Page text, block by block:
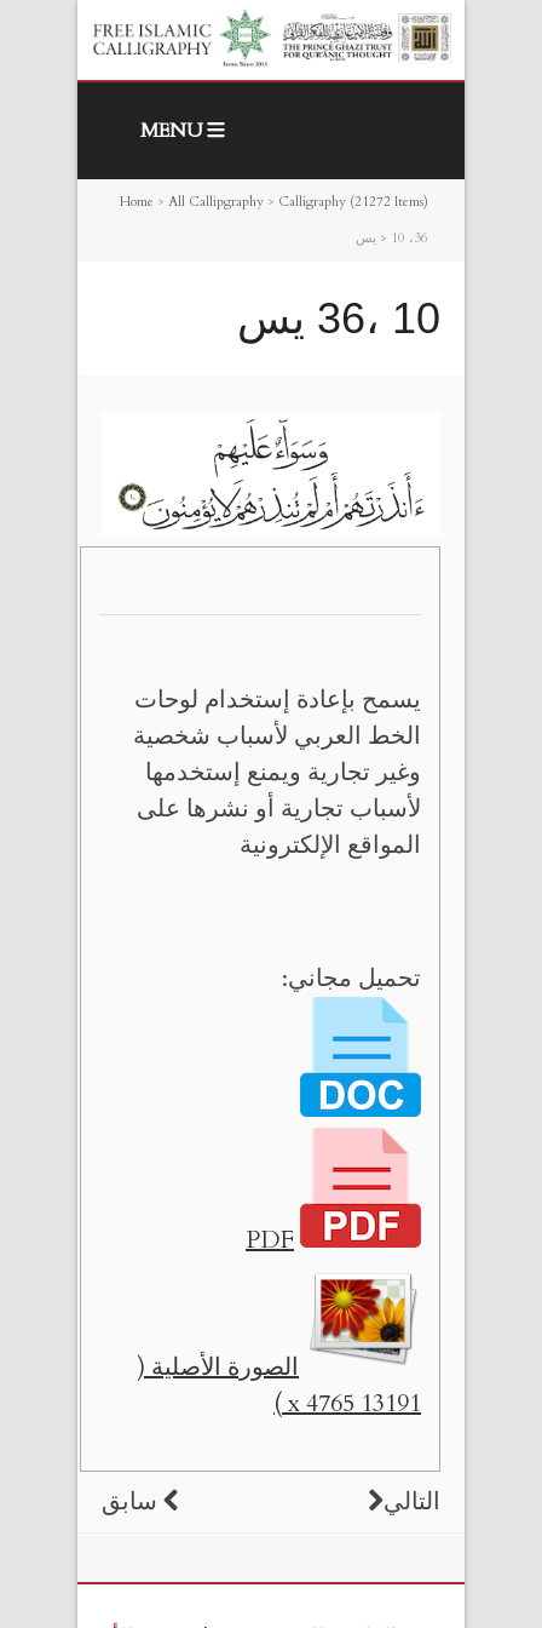
MENU
Home > All Callipgraphy > Calligraphy (21272 Items)
> 10 ،36 يس
10 ،36 يس
يسمح بإعادة إستخدام لوحات
الخط العربي لأسباب شخصية
وغير تجارية ويمنع إستخدمها
لأسباب تجارية أو نشرها على
المواقع الإلكترونية
تحميل مجاني:
PDF
الصورة الأصلية (
13191 x 4765 )
سابق التالي